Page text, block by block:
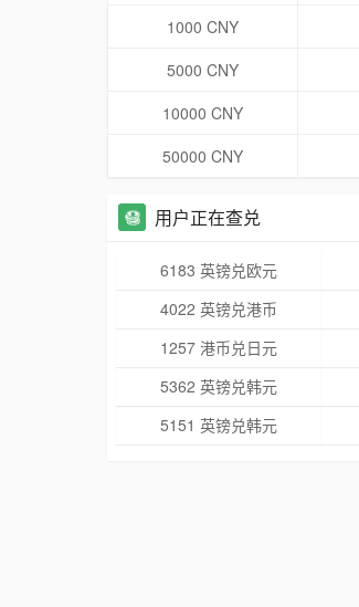
1000 CNY
5000 CNY
10000 CNY
50000 CNY
用户正在查兑
6183 英镑兑欧元
4022 英镑兑港币
1257 港币兑日元
5362 英镑兑韩元
5151 英镑兑韩元